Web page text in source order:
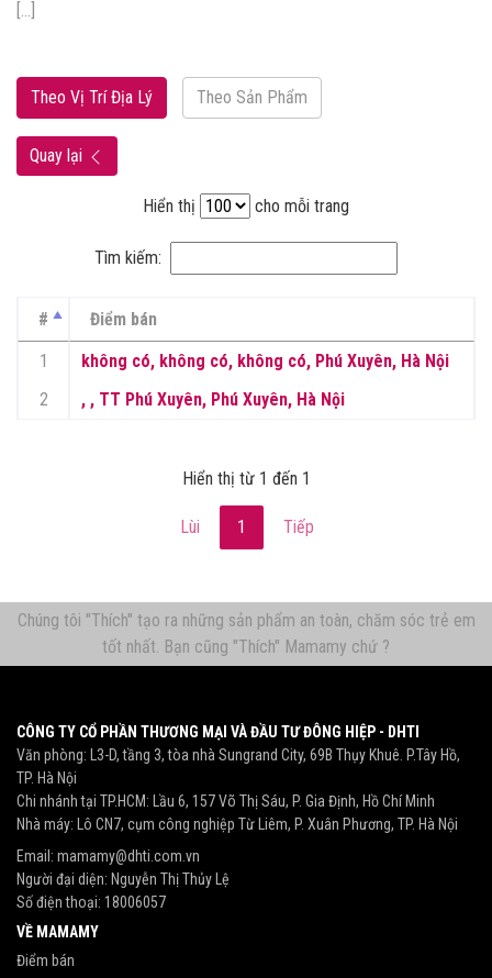
Theo Vị Trí Địa Lý Theo Sản Phẩm
Quay lại
Hiển thị cho mỗi trang
Tìm kiếm:
#
Điểm bán
1
không có, không có, không có, Phú Xuyên, Hà Nội
2
, , TT Phú Xuyên, Phú Xuyên, Hà Nội
Hiển thị từ 1 đến 1
Lùi 1 Tiếp
Chúng tôi "Thích" tạo ra những sản phẩm an toàn, chăm sóc trẻ em
tốt nhất. Bạn cũng "Thích" Mamamy chứ ?
CÔNG TY CỔ PHẦN THƯƠNG MẠI VÀ ĐẦU TƯ ĐÔNG HIỆP - DHTI
Văn phòng: L3-D, tầng 3, tòa nhà Sungrand City, 69B Thụy Khuê. P.Tây Hồ,
TP. Hà Nội
Chi nhánh tại TP.HCM: Lầu 6, 157 Võ Thị Sáu, P. Gia Định, Hồ Chí Minh
Nhà máy: Lô CN7, cụm công nghiệp Từ Liêm, P. Xuân Phương, TP. Hà Nội
Email: mamamy@dhti.com.vn
Người đại diện: Nguyễn Thị Thủy Lệ
Số điện thoại: 18006057
VỀ MAMAMY
Điểm bán